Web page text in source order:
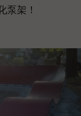
泵架！